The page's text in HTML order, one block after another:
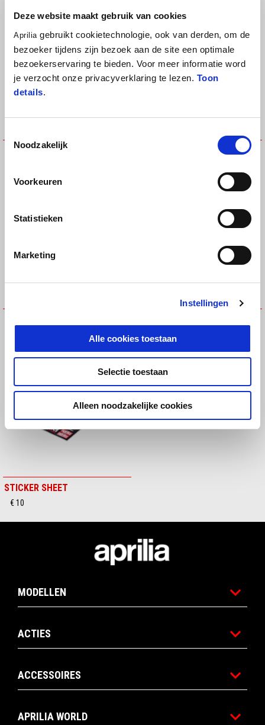
Deze website maakt gebruik van cookies
Aprilia gebruikt cookietechnologie, ook van derden, om de
bezoeker tijdens zijn bezoek aan de site een optimale
bezoekerservaring te bieden. Voor meer informatie word
je verzocht onze privacyverklaring te lezen. Toon
details.
Noodzakelijk
Voorkeuren
Statistieken
Marketing
Instellingen
Alle cookies toestaan
Selectie toestaan
Alleen noodzakelijke cookies
Keyring APRILIA
€ 5
STICKER SHEET
€ 10
MODELLEN
ACTIES
ACCESSOIRES
APRILIA WORLD